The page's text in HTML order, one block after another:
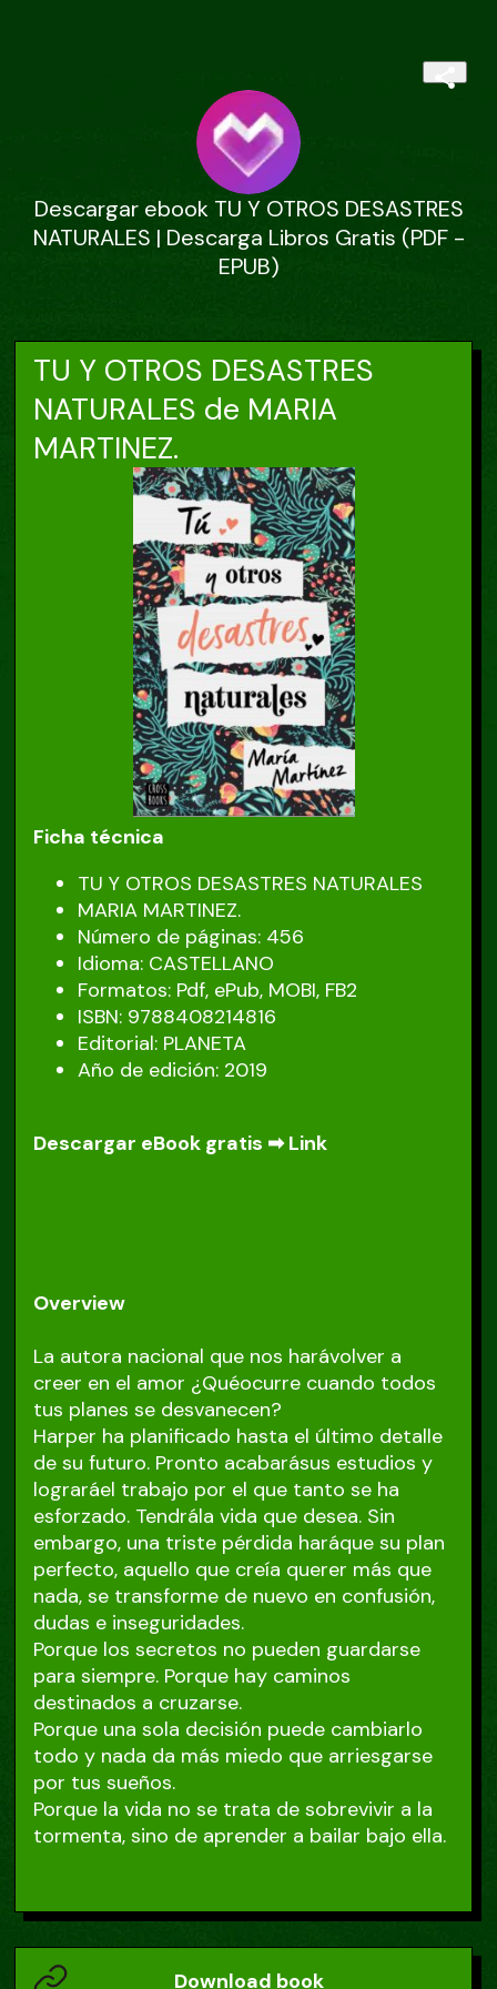
Descargar ebook TU Y OTROS DESASTRES
NATURALES | Descarga Libros Gratis (PDF -
EPUB)
TU Y OTROS DESASTRES
NATURALES de MARIA
MARTINEZ.
Ficha técnica
TU Y OTROS DESASTRES NATURALES
MARIA MARTINEZ.
Número de páginas: 456
Idioma: CASTELLANO
Formatos: Pdf, ePub, MOBI, FB2
ISBN: 9788408214816
Editorial: PLANETA
Año de edición: 2019
Descargar eBook gratis ➡Link
Overview
La autora nacional que nos harávolver a
creer en el amor ¿Quéocurre cuando todos
tus planes se desvanecen?
Harper ha planificado hasta el último detalle
de su futuro. Pronto acabarásus estudios y
lograráel trabajo por el que tanto se ha
esforzado. Tendrála vida que desea. Sin
embargo, una triste pérdida haráque su plan
perfecto, aquello que creía querer más que
nada, se transforme de nuevo en confusión,
dudas e inseguridades.
Porque los secretos no pueden guardarse
para siempre. Porque hay caminos
destinados a cruzarse.
Porque una sola decisión puede cambiarlo
todo y nada da más miedo que arriesgarse
por tus sueños.
Porque la vida no se trata de sobrevivir a la
tormenta, sino de aprender a bailar bajo ella.
Download book